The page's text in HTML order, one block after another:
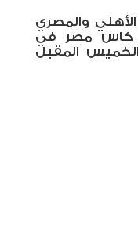
والمصري
كاس مصر في
المقبل